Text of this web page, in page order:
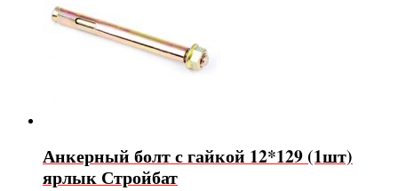
Анкерный болт с гайкой 12*129 (1шт)
ярлык Стройбат